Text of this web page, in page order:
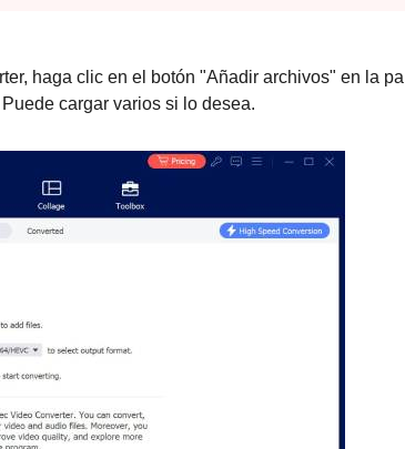
haga clic en el botón "Añadir archivos" en la
cargar varios si lo desea.